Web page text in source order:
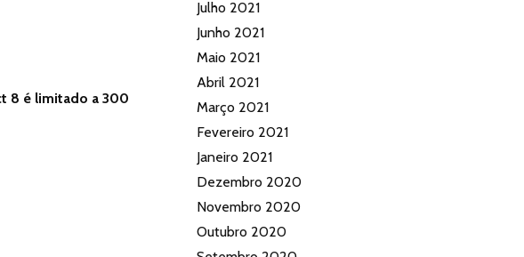
8 é limitado a 300
Julho 2021
Junho 2021
Maio 2021
Abril 2021
Março 2021
Fevereiro 2021
Janeiro 2021
Dezembro 2020
Novembro 2020
Outubro 2020